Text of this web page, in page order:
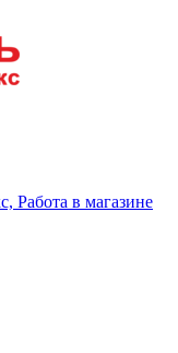
Работа в магазине